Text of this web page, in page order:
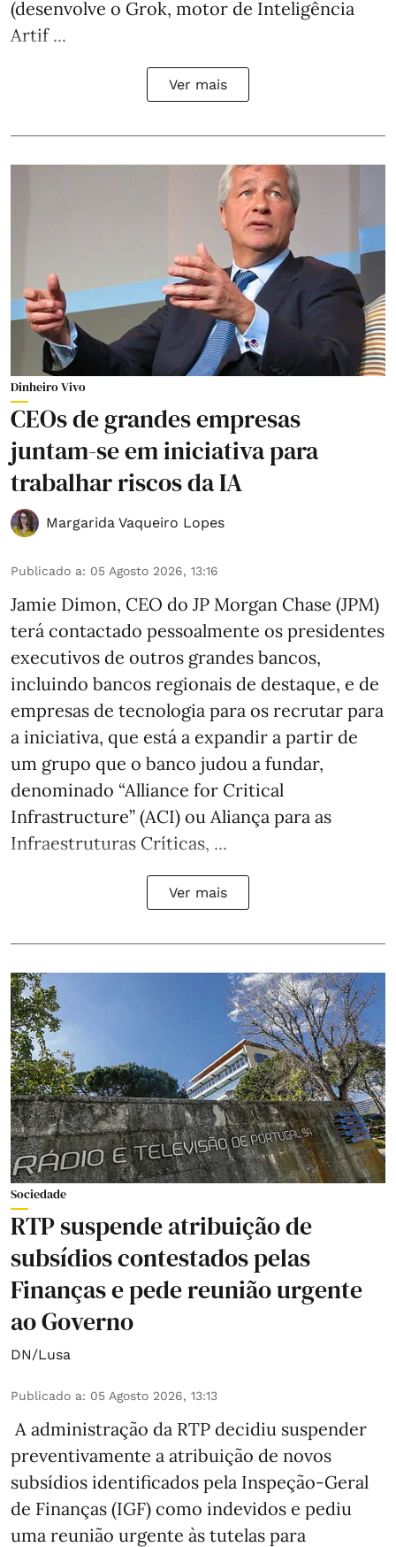
(desenvolve o Grok, motor de Inteligência
Artif ...
Ver mais
Dinheiro Vivo
CEOs de grandes empresas
juntam-se em iniciativa para
trabalhar riscos da IA
Margarida Vaqueiro Lopes
Publicado a: 05 Agosto 2026, 13:16
Jamie Dimon, CEO do JP Morgan Chase (JPM)
terá contactado pessoalmente os presidentes
executivos de outros grandes bancos,
incluindo bancos regionais de destaque, e de
empresas de tecnologia para os recrutar para
a iniciativa, que está a expandir a partir de
um grupo que o banco judou a fundar,
denominado “Alliance for Critical
Infrastructure” (ACI) ou Aliança para as
Infraestruturas Críticas, ...
Ver mais
Sociedade
RTP suspende atribuição de
subsídios contestados pelas
Finanças e pede reunião urgente
ao Governo
DN/Lusa
Publicado a: 05 Agosto 2026, 13:13
A administração da RTP decidiu suspender
preventivamente a atribuição de novos
subsídios identificados pela Inspeção-Geral
de Finanças (IGF) como indevidos e pediu
uma reunião urgente às tutelas para